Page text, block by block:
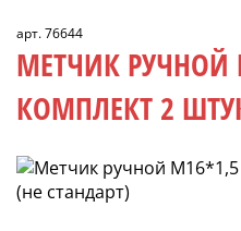
арт. 76644
МЕТЧИК РУЧНОЙ
КОМПЛЕКТ 2